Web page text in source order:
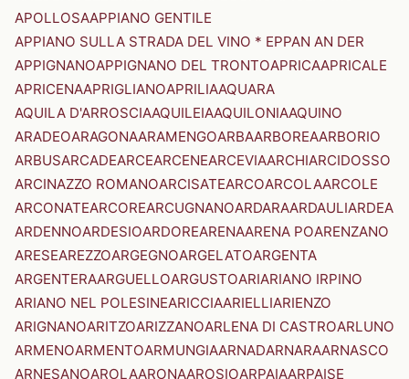
APOLLOSAAPPIANO GENTILE
APPIANO SULLA STRADA DEL VINO * EPPAN AN DER
APPIGNANOAPPIGNANO DEL TRONTOAPRICAAPRICALE
APRICENAAPRIGLIANOAPRILIAAQUARA
AQUILA D'ARROSCIAAQUILEIAAQUILONIAAQUINO
ARADEOARAGONAARAMENGOARBAARBOREAARBORIO
ARBUSARCADEARCEARCENEARCEVIAARCHIARCIDOSSO
ARCINAZZO ROMANOARCISATEARCOARCOLAARCOLE
ARCONATEARCOREARCUGNANOARDARAARDAULIARDEA
ARDENNOARDESIOARDOREARENAARENA POARENZANO
ARESEAREZZOARGEGNOARGELATOARGENTA
ARGENTERAARGUELLOARGUSTOARIARIANO IRPINO
ARIANO NEL POLESINEARICCIAARIELLIARIENZO
ARIGNANOARITZOARIZZANOARLENA DI CASTROARLUNO
ARMENOARMENTOARMUNGIAARNADARNARAARNASCO
ARNESANOAROLAARONAAROSIOARPAIAARPAISE